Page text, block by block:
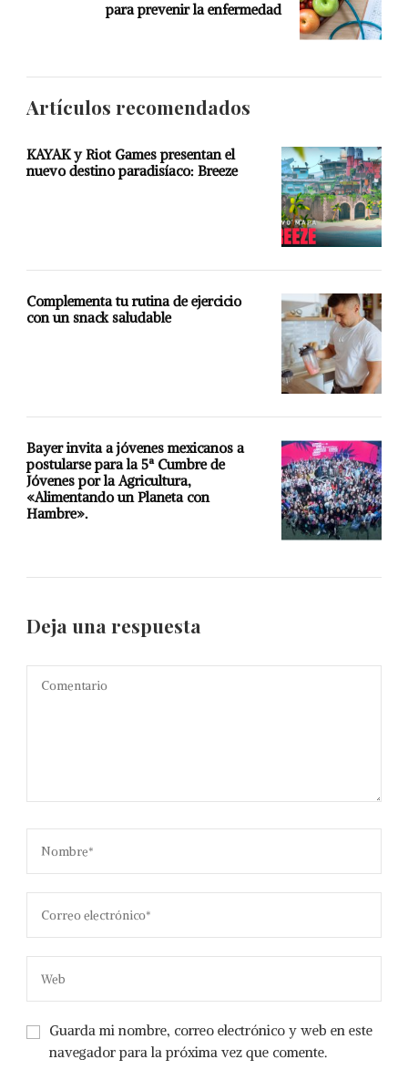
para prevenir la enfermedad
Artículos recomendados
KAYAK y Riot Games presentan el
nuevo destino paradisíaco: Breeze
Complementa tu rutina de ejercicio
con un snack saludable
Bayer invita a jóvenes mexicanos a
postularse para la 5ª Cumbre de
Jóvenes por la Agricultura,
«Alimentando un Planeta con
Hambre».
Deja una respuesta
Guarda mi nombre, correo electrónico y web en este
navegador para la próxima vez que comente.